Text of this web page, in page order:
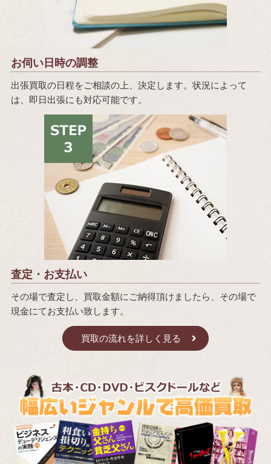
お伺い日時の調整
出張買取の日程をご相談の上、決定します。状況によって
は、即日出張にも対応可能です。
査定・お支払い
その場で査定し、買取金額にご納得頂けましたら、その場で
現金にてお支払い致します。
買取の流れを詳しく見る